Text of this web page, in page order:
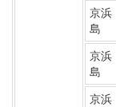
京浜
島
京浜
島
京浜